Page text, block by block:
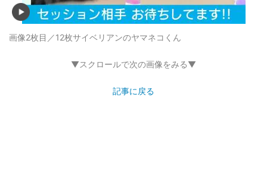
画像2枚目／12枚サイベリアンのヤマネコくん
▼スクロールで次の画像をみる▼
記事に戻る